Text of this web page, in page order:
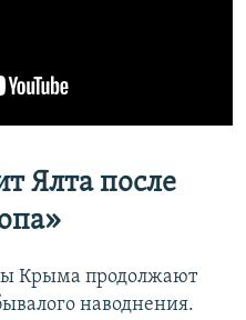
Ялта после
Крыма продолжают
наводнения.